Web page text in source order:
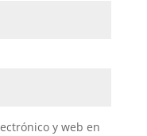
y web en